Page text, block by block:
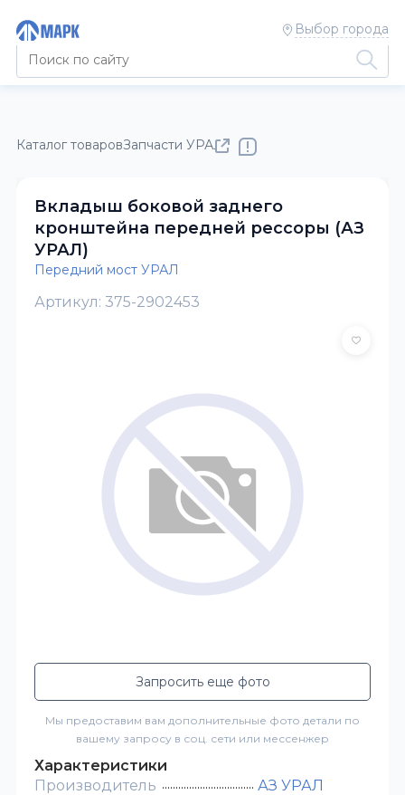
Выбор города
Каталог товаровЗапчасти УРАЛПередний мост УРАЛ
Вкладыш боковой заднего
кронштейна передней рессоры (АЗ
УРАЛ)
Передний мост УРАЛ
Артикул: 375-2902453
Запросить еще фото
Мы предоставим вам дополнительные фото детали по
вашему запросу в соц. сети или мессенжер
Характеристики
Производитель
АЗ УРАЛ